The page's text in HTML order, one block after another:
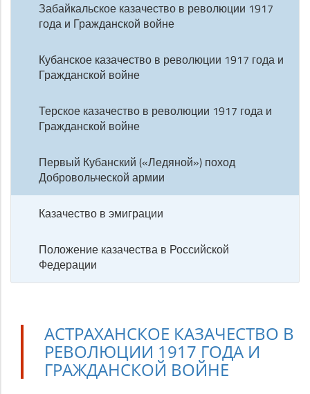
Забайкальское казачество в революции 1917
года и Гражданской войне
Кубанское казачество в революции 1917 года и
Гражданской войне
Терское казачество в революции 1917 года и
Гражданской войне
Первый Кубанский («Ледяной») поход
Добровольческой армии
Казачество в эмиграции
Положение казачества в Российской
Федерации
АСТРАХАНСКОЕ КАЗАЧЕСТВО В
РЕВОЛЮЦИИ 1917 ГОДА И
ГРАЖДАНСКОЙ ВОЙНЕ